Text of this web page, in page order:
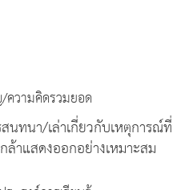
วามคิดรวมยอด
นทนา/เล่าเกี่ยวกับเหตุการณ์
าแสดงออกอย่างเหมาะสม